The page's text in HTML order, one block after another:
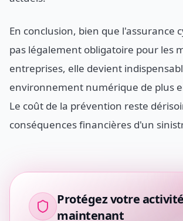
En conclusion, bien que l'assurance
pas légalement obligatoire pour les
entreprises, elle devient
environnement numérique de plus
Le coût de la prévention reste
conséquences financières d'un
Protégez votre activité
maintenant